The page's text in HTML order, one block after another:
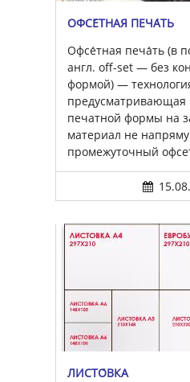
ОФСЕ́ТНАЯ ПЕЧА́ТЬ
Офсе́тная печа́ть (в
англ. off-set — без
формой) —
предусматривающая
печатной формы на
материал не
промежуточный
ЛИСТО́ВКА